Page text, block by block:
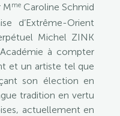
MmeCaroline Schmid
d’Extrême-Orient
Michel ZINK
à compter
et un artiste tel que
son élection en
tradition en vertu
actuellement en